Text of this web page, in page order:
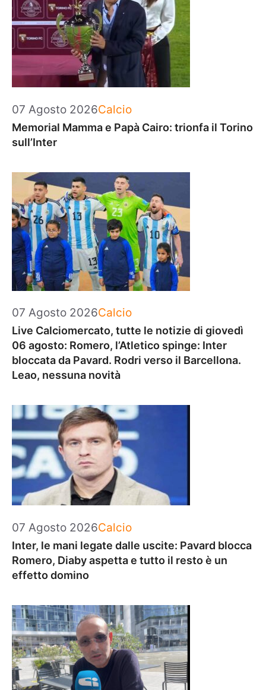
07 Agosto 2026Categorie
Calcio
Memorial Mamma e Papà Cairo: trionfa il Torino
sull’Inter
07 Agosto 2026Categorie
Calcio
Live Calciomercato, tutte le notizie di giovedì
06 agosto: Romero, l’Atletico spinge: Inter
bloccata da Pavard. Rodri verso il Barcellona.
Leao, nessuna novità
07 Agosto 2026Categorie
Calcio
Inter, le mani legate dalle uscite: Pavard blocca
Romero, Diaby aspetta e tutto il resto è un
effetto domino